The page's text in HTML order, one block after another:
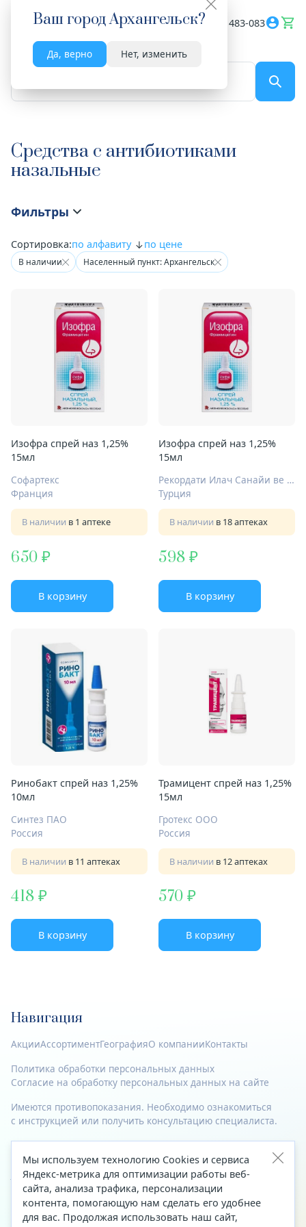
Ваш городАрхангельск?
Да, верно Нет, изменить
Весь сайт 8182 483-083
Средства с антибиотиками
назальные
Фильтры
Сортировка:по алфавиту по цене
В наличии Населенный пункт: Архангельск
Изофра спрей наз 1,25%
15мл
Софартекс
Франция
В наличии в 1 аптеке
650
В корзину
Изофра спрей наз 1,25%
15мл
Рекордати Илач Санайи ве Тиджарет А.Ш.
Турция
В наличии в 18 аптеках
598
В корзину
Ринобакт спрей наз 1,25%
10мл
Синтез ПАО
Россия
В наличии в 11 аптеках
418
В корзину
Трамицент спрей наз 1,25%
15мл
Гротекс ООО
Россия
В наличии в 12 аптеках
570
В корзину
Навигация
АкцииАссортиментГеографияО компанииКонтакты
Политика обработки персональных данных
Согласие на обработку персональных данных на сайте
Имеются противопоказания. Необходимо ознакомиться
с инструкцией или получить консультацию специалиста.
© 2023—2026 Все права защищены.
Адрес
Архангельск, ул. Папанина, д. 19 (вход в здание со стороны
автоцентра «Тойота»)
Мы используем технологию Cookies и сервиса
Яндекс-метрика для оптимизации работы веб-
сайта, анализа трафика, персонализации
контента, помогающую нам сделать его удобнее
для вас. Продолжая использовать наш сайт,